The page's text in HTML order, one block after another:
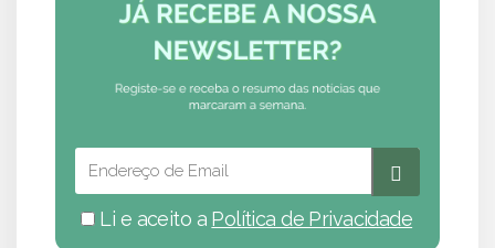
Li e aceito a Política de Privacidade